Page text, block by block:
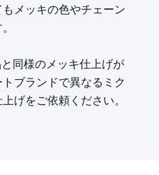
メッキの色やチェーン
同様のメッキ仕上げが
ブランドで異なるミク
げをご依頼ください。